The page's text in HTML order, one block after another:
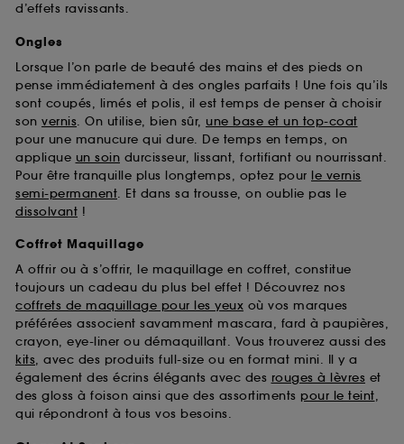
d’effets ravissants.
Ongles
Lorsque l’on parle de beauté des mains et des pieds on
pense immédiatement à des ongles parfaits ! Une fois qu’ils
sont coupés, limés et polis, il est temps de penser à choisir
son vernis. On utilise, bien sûr, une base et un top-coat
pour une manucure qui dure. De temps en temps, on
applique un soin durcisseur, lissant, fortifiant ou nourrissant.
Pour être tranquille plus longtemps, optez pour le vernis
semi-permanent. Et dans sa trousse, on oublie pas le
dissolvant !
Coffret Maquillage
A offrir ou à s’offrir, le maquillage en coffret, constitue
toujours un cadeau du plus bel effet ! Découvrez nos
coffrets de maquillage pour les yeux où vos marques
préférées associent savamment mascara, fard à paupières,
crayon, eye-liner ou démaquillant. Vous trouverez aussi des
kits, avec des produits full-size ou en format mini. Il y a
également des écrins élégants avec des rouges à lèvres et
des gloss à foison ainsi que des assortiments pour le teint,
qui répondront à tous vos besoins.